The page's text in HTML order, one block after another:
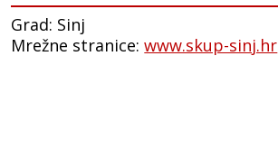
Grad: Sinj
Mrežne stranice:www.skup-sinj.hr